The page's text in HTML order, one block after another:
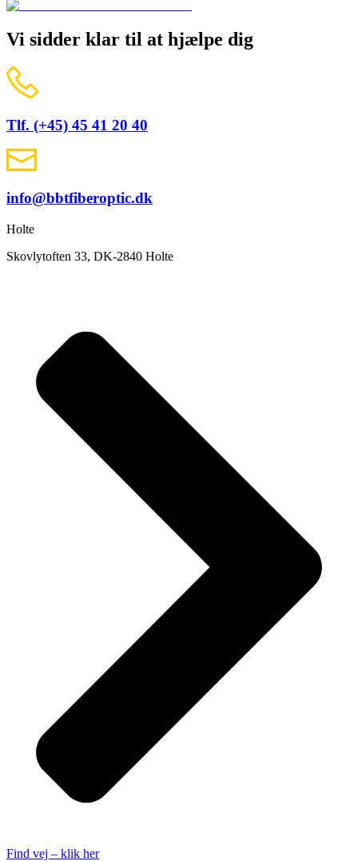
Vi sidder klar til at hjælpe dig
Tlf. (+45) 45 41 20 40
info@bbtfiberoptic.dk
Holte
Skovlytoften 33, DK-2840 Holte
Find vej – klik her